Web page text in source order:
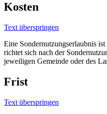
Kosten
Text überspringen
Eine Sondernutzungserlaubnis
richtet sich nach der
jeweiligen Gemeinde oder des
Frist
Text überspringen